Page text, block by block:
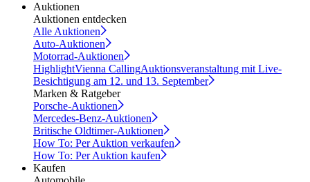
Auktionen
Auktionen entdecken
Alle Auktionen
Auto-Auktionen
Motorrad-Auktionen
HighlightVienna CallingAuktionsveranstaltung mit Live-
Besichtigung am 12. und 13. September
Marken & Ratgeber
Porsche-Auktionen
Mercedes-Benz-Auktionen
Britische Oldtimer-Auktionen
How To: Per Auktion verkaufen
How To: Per Auktion kaufen
Kaufen